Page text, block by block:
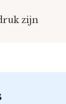
zijn